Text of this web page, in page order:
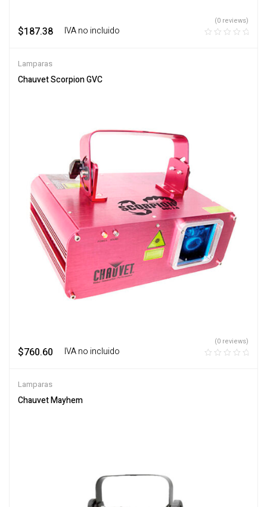
$187.38 ‎ ‎ ‎ IVA no incluido
(0 reviews)
Lamparas
Chauvet Scorpion GVC
$760.60 ‎ ‎ ‎ IVA no incluido
(0 reviews)
Lamparas
Chauvet Mayhem